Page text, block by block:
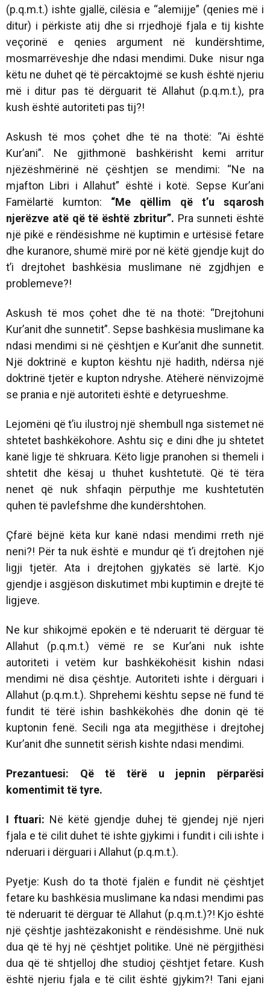
(p.q.m.t.) ishte gjallë, cilësia e “alemijje” (qenies më i
ditur) i përkiste atij dhe si rrjedhojë fjala e tij kishte
veçorinë e qenies argument në kundërshtime,
mosmarrëveshje dhe ndasi mendimi. Duke nisur nga
këtu ne duhet që të përcaktojmë se kush është njeriu
më i ditur pas të dërguarit të Allahut (p.q.m.t.), pra
kush është autoriteti pas tij?!
Askush të mos çohet dhe të na thotë: “Ai është
Kur’ani”. Ne gjithmonë bashkërisht kemi arritur
njëzëshmërinë në çështjen se mendimi: “Ne na
mjafton Libri i Allahut” është i kotë. Sepse Kur’ani
Famëlartë kumton: “Me qëllim që t’u sqarosh
njerëzve atë që të është zbritur”. Pra sunneti është
një pikë e rëndësishme në kuptimin e urtësisë fetare
dhe kuranore, shumë mirë por në këtë gjendje kujt do
t’i drejtohet bashkësia muslimane në zgjdhjen e
problemeve?!
Askush të mos çohet dhe të na thotë: “Drejtohuni
Kur’anit dhe sunnetit”. Sepse bashkësia muslimane ka
ndasi mendimi si në çështjen e Kur’anit dhe sunnetit.
Një doktrinë e kupton kështu një hadith, ndërsa një
doktrinë tjetër e kupton ndryshe. Atëherë nënvizojmë
se prania e një autoriteti është e detyrueshme.
Lejomëni që t’iu ilustroj një shembull nga sistemet në
shtetet bashkëkohore. Ashtu siç e dini dhe ju shtetet
kanë ligje të shkruara. Këto ligje pranohen si themeli i
shtetit dhe kësaj u thuhet kushtetutë. Që të tëra
nenet që nuk shfaqin përputhje me kushtetutën
quhen të pavlefshme dhe kundërshtohen.
Çfarë bëjnë këta kur kanë ndasi mendimi rreth një
neni?! Për ta nuk është e mundur që t’i drejtohen një
ligji tjetër. Ata i drejtohen gjykatës së lartë. Kjo
gjendje i asgjëson diskutimet mbi kuptimin e drejtë të
ligjeve.
Ne kur shikojmë epokën e të nderuarit të dërguar të
Allahut (p.q.m.t.) vëmë re se Kur’ani nuk ishte
autoriteti i vetëm kur bashkëkohësit kishin ndasi
mendimi në disa çështje. Autoriteti ishte i dërguari i
Allahut (p.q.m.t.). Shprehemi kështu sepse në fund të
fundit të tërë ishin bashkëkohës dhe donin që të
kuptonin fenë. Secili nga ata megjithëse i drejtohej
Kur’anit dhe sunnetit sërish kishte ndasi mendimi.
Prezantuesi: Që të tërë u jepnin përparësi
komentimit të tyre.
I ftuari: Në këtë gjendje duhej të gjendej një njeri
fjala e të cilit duhet të ishte gjykimi i fundit i cili ishte i
nderuari i dërguari i Allahut (p.q.m.t.).
Pyetje: Kush do ta thotë fjalën e fundit në çështjet
fetare ku bashkësia muslimane ka ndasi mendimi pas
të nderuarit të dërguar të Allahut (p.q.m.t.)?! Kjo është
një çështje jashtëzakonisht e rëndësishme. Unë nuk
dua që të hyj në çështjet politike. Unë në përgjithësi
dua që të shtjelloj dhe studioj çështjet fetare. Kush
është njeriu fjala e të cilit është gjykim?! Tani ejani